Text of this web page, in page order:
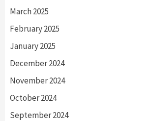
March 2025
February 2025
January 2025
December 2024
November 2024
October 2024
September 2024